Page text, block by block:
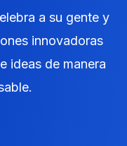
a su gente y
innovadoras
ideas de manera